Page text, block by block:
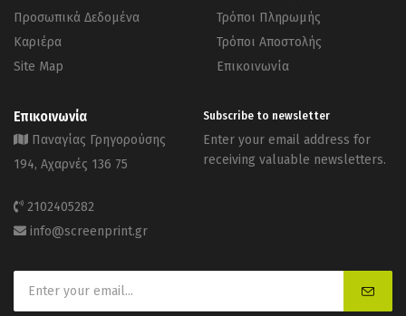
Προσωπικά Δεδομένα
Καριέρα
Site Map
Τρόποι Πληρωμής
Τρόποι Αποστολής
Επικοινωνία
Επικοινωνία
Παναγίας Γρηγορούσης
194, Αχαρνές 136 75
2102405282
info@screenprint.gr
Subscribe to newsletter
Enter your email address for
receiving valuable newsletters.